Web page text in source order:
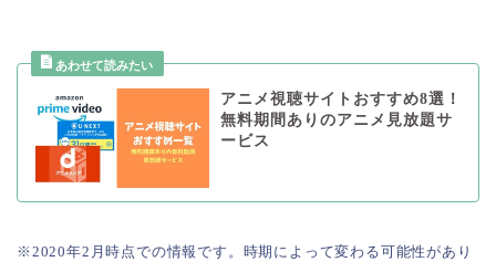
アニメ視聴サイトおすすめ8選！
無料期間ありのアニメ見放題サ
ービス
※2020年2月時点での情報です。時期によって変わる可能性があり